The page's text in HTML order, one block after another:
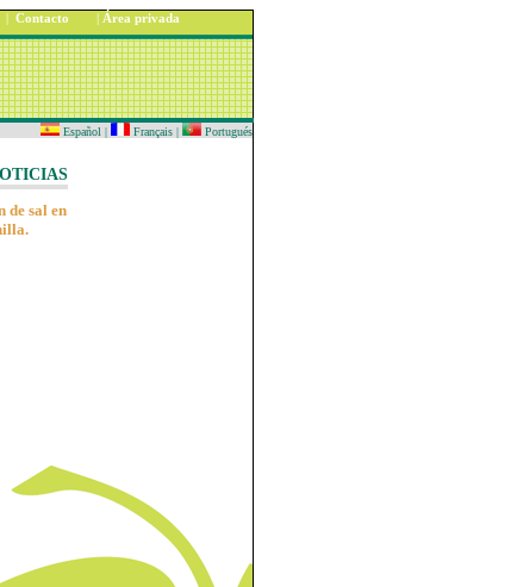
| Contacto | Área privada
Español | Français | Portugués
de sal en